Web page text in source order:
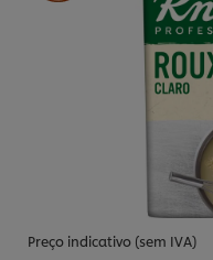
Preço indicativo (sem IVA)